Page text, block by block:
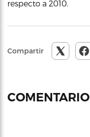
respecto a 2010.
Compartir